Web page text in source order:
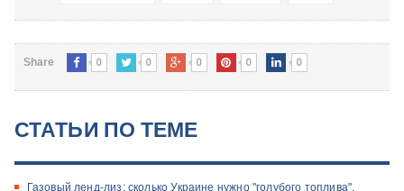
Share 0 0 0 0 0
СТАТЬИ ПО ТЕМЕ
Газовый ленд-лиз: сколько Украине нужно "голубого топлива",